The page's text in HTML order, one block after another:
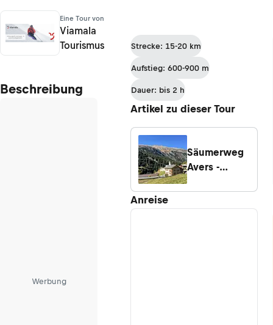
Eine Tour von
Viamala
Tourismus
Beschreibung
Werbung
Strecke: 15-20 km
Aufstieg: 600-900 m
Dauer: bis 2 h
Artikel zu dieser Tour
Säumerweg
Avers -
einsames
Anreise